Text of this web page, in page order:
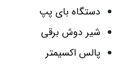
دستگاه بای پپ
شیر دوش برقی
پالس اکسیمتر